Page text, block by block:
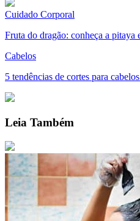
Compartilhar
Cuidado Corporal
Fruta do dragão: conheça a pitaya
Cabelos
5 tendências de cortes para
Leia Também